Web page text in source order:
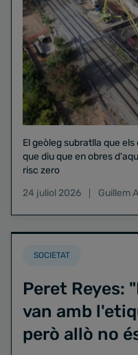
El geòleg subratlla que
que diu que en obres
risc zero
24 juliol 2026
Guillem
SOCIETAT
Peret Reyes:
van amb
però allò no